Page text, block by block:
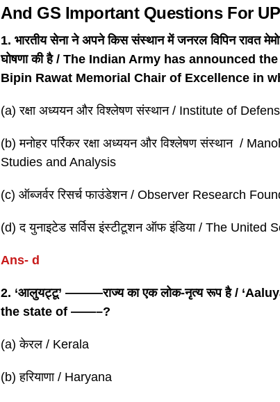
And GS Important Questions For
1. भारतीय सेना ने अपने किस संस्थान में जनरल विपिन रावत
घोषणा की है / The Indian Army has announced
Bipin Rawat Memorial Chair of Excellence in
(a) रक्षा अध्ययन और विश्लेषण संस्थान / Institute of
(b) मनोहर पर्रिकर रक्षा अध्ययन और विश्लेषण संस्थान /
Studies and Analysis
(c) ऑब्जर्वर रिसर्च फाउंडेशन / Observer Research
(d) द युनाइटेड सर्विस इंस्टीटूशन ऑफ इंडिया / The
Ans- d
2. ‘आलुयट्टू’ ———राज्य का एक लोक-नृत्य रूप है /
the state of ——–?
(a) केरल / Kerala
(b) हरियाणा / Haryana